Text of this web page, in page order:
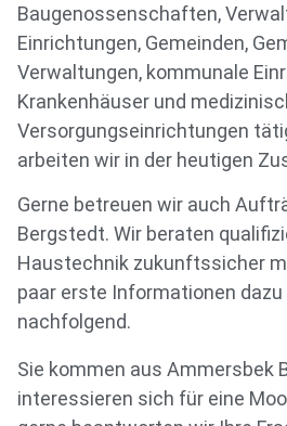
Baugenossenschaften,
Einrichtungen, Gemeinden,
Verwaltungen, kommunale
Krankenhäuser und
Versorgungseinrichtungen
arbeiten wir in der heutigen
Gerne betreuen wir auch
Bergstedt. Wir beraten
Haustechnik zukunftssicher
paar erste Informationen dazu
nachfolgend.
Sie kommen aus Ammersbek
interessieren sich für eine